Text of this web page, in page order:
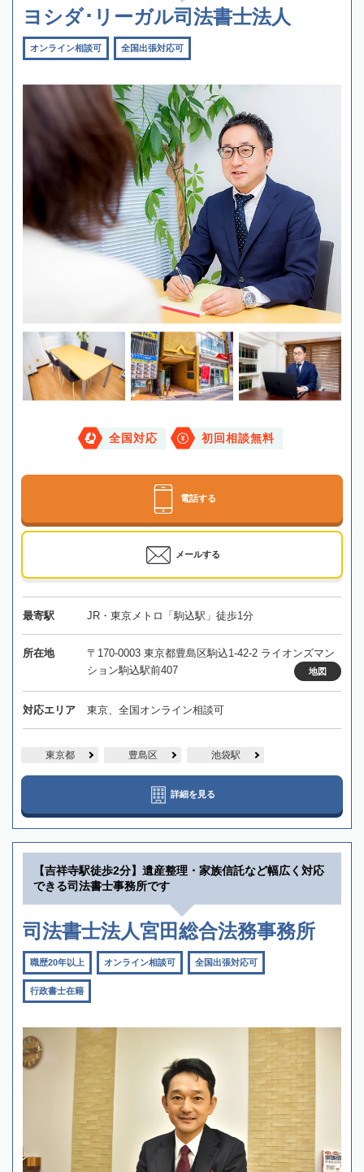
ヨシダ･リーガル司法書士法人
オンライン相談可 全国出張対応可
全国対応 初回相談無料
電話する
メールする
最寄駅 JR・東京メトロ「駒込駅」徒歩1分
所在地
〒170-0003 東京都豊島区駒込1-42-2 ライオンズマン
ション駒込駅前407
地図
対応エリア 東京、全国オンライン相談可
東京都 豊島区 池袋駅
詳細を見る
【吉祥寺駅徒歩2分】遺産整理・家族信託など幅広く対応
できる司法書士事務所です
司法書士法人宮田総合法務事務所
職歴20年以上 オンライン相談可 全国出張対応可
行政書士在籍